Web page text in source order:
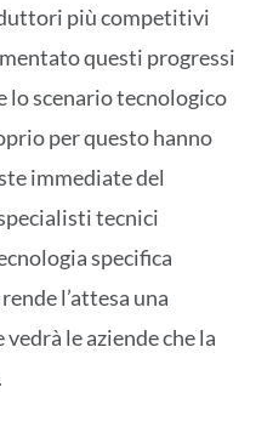
più competitivi
questi progressi
scenario tecnologico
per questo hanno
immediate del
tecnici
specifica
l’attesa una
le aziende che la